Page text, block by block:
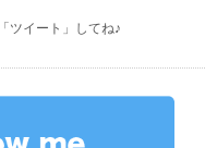
ツイート」してね♪